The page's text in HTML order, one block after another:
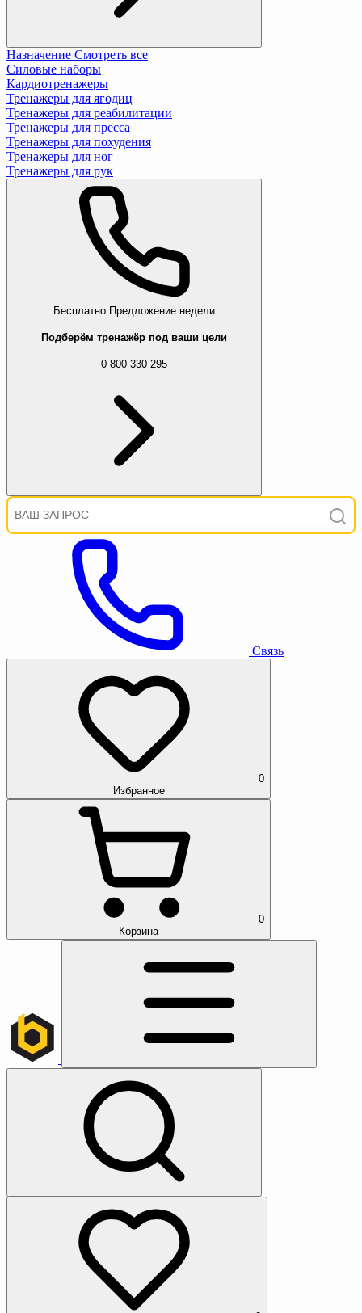
Назначение Смотреть все
Силовые наборы
Кардиотренажеры
Тренажеры для ягодиц
Тренажеры для реабилитации
Тренажеры для пресса
Тренажеры для похудения
Тренажеры для ног
Тренажеры для рук
Бесплатно Предложение недели
Подберём тренажёр под ваши цели
0 800 330 295
Связь
0
Избранное
0
Корзина